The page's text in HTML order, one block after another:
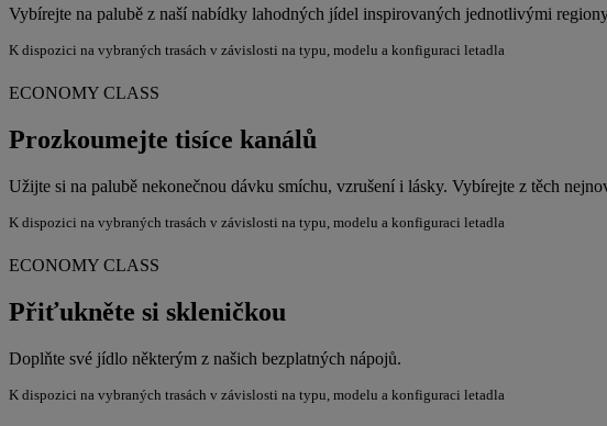
Vybírejte na palubě z naší nabídky lahodných jídel inspirovaných jednotlivými
K dispozici na vybraných trasách v závislosti na typu, modelu a konfiguraci letadla
ECONOMY CLASS
Prozkoumejte tisíce kanálů
Užijte si na palubě nekonečnou dávku smíchu, vzrušení i lásky. Vybírejte z těch
K dispozici na vybraných trasách v závislosti na typu, modelu a konfiguraci letadla
ECONOMY CLASS
Přiťukněte si skleničkou
Doplňte své jídlo některým z našich bezplatných nápojů.
K dispozici na vybraných trasách v závislosti na typu, modelu a konfiguraci letadla